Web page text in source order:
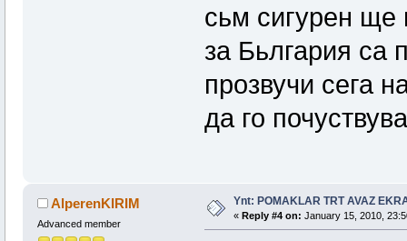
сьм сигурен ще
за Бьлгария са
прозвучи сега
да го
AlperenKIRIM
Advanced member
Ynt: POMAKLAR TRT AVAZ
« Reply #4 on: January 15, 2010,